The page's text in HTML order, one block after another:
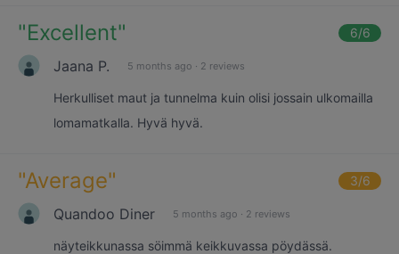
"Excellent" 6/6
Jaana P. 5 months ago · 2 reviews
Herkulliset maut ja tunnelma kuin olisi jossain ulkomailla
lomamatkalla. Hyvä hyvä.
"Average" 3/6
Quandoo Diner 5 months ago · 2 reviews
näyteikkunassa söimmä keikkuvassa pöydässä.